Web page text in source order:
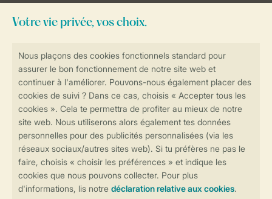
Réservations en ligne rapides et sécurisées
Transmission sécurisée des données
Paiement sécurisé
contactez notreContact Center.